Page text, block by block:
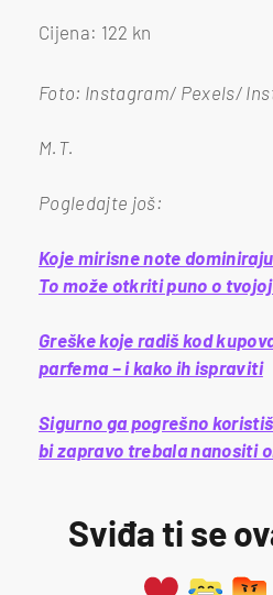
Cijena: 122 kn
Foto: Instagram/ Pexels/
M.T.
Pogledajte još:
Koje mirisne note
To može otkriti puno o
Greške koje radiš kod
parfema – i kako ih ispraviti
Sigurno ga pogrešno
bi zapravo trebala nanositi
Sviđa ti se